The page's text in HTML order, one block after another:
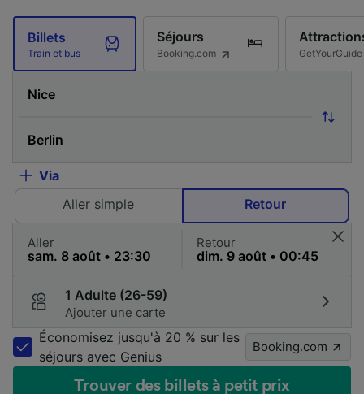
Billets
Train et bus
Séjours
Booking.com GetYourGuide
Via
Aller simple
Retour
Aller Retour
1 Adulte (26-59)
Ajouter une carte
Économisez jusqu'à 20 % sur les
séjours avec Genius
Booking.com
Trouver des billets à petit prix